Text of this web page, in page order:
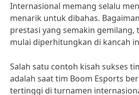
Internasional memang selalu
menarik untuk dibahas.
prestasi yang semakin gemilang,
mulai diperhitungkan di kancah
Salah satu contoh kisah sukses
adalah saat tim Boom Esports
tertinggi di turnamen